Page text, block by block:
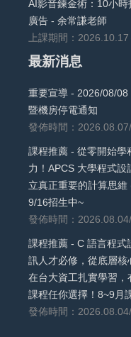
AI影音鍊金術：10小
廣告 - 余常謙老師
上課期間：
最新消息
重要宣導 - 2026/08/
暨機房停電通知
發佈時間：
課程推薦 - 從零開始學
力！APCS 大學程式
立真正重要的計算思
9/16招生中~
發佈時間：
課程推薦 - C 語言程式
訊人才必修，從底層核
在台大資工扎實學習
課程任你選擇！8~9月
發佈時間：